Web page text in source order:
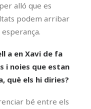
alló que es
podem arribar
a en Xavi de fa
i noies que estan
què els hi diries?
bé entre els